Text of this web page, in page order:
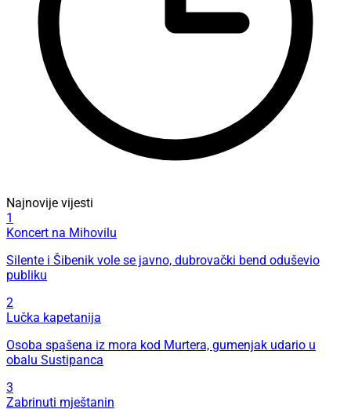
Najnovije vijesti
1
Koncert na Mihovilu
Silente i Šibenik vole se javno, dubrovački bend oduševio
publiku
2
Lučka kapetanija
Osoba spašena iz mora kod Murtera, gumenjak udario u
obalu Sustipanca
3
Zabrinuti mještanin